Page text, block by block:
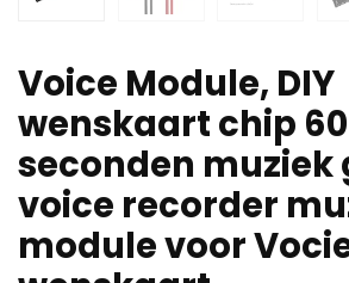
Voice Module, DIY
wenskaart chip 60
seconden muziek
voice recorder
module voor